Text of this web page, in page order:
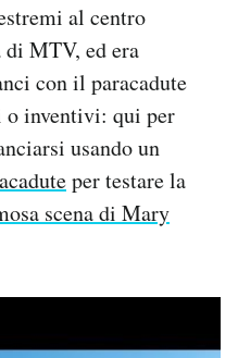
al centro
MTV, ed era
con il paracadute
o inventivi: qui per
usando un
per testare la
scena di Mary